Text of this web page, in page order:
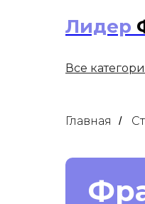
Лидер
Все
Главная /